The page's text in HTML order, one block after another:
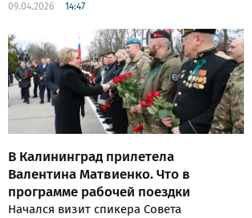
09.04.2026 14:47
В Калининград прилетела
Валентина Матвиенко. Что в
программе рабочей поездки
Начался визит спикера Совета